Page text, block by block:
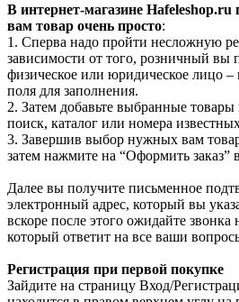
В интернет-магазине
вам товар очень просто:
1. Сперва надо пройти несложную
зависимости от того, розничный вы
физическое или юридическое лицо
поля для заполнения.
2. Затем добавьте выбранные товары
поиск, каталог или номера
3. Завершив выбор нужных вам
затем нажмите на “Оформить заказ”
Далее вы получите письменное
электронный адрес, который вы
вскоре после этого ожидайте
который ответит на все ваши
Регистрация при первой покупке
Зайдите на страницу Вход/